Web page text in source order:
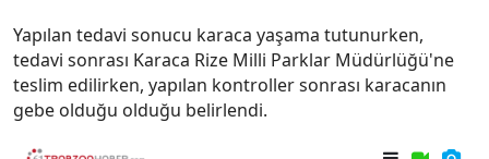
Yapılan tedavi sonucu karaca yaşama tutunurken,
tedavi sonrası Karaca Rize Milli Parklar Müdürlüğü'ne
teslim edilirken, yapılan kontroller sonrası karacanın
gebe olduğu olduğu belirlendi.